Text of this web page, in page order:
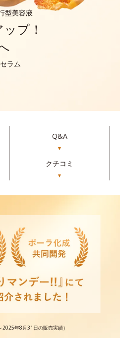
型美容液
プ！
ラム
Q&A
▼
クチコミ
▼
年8月31日の販売実績）